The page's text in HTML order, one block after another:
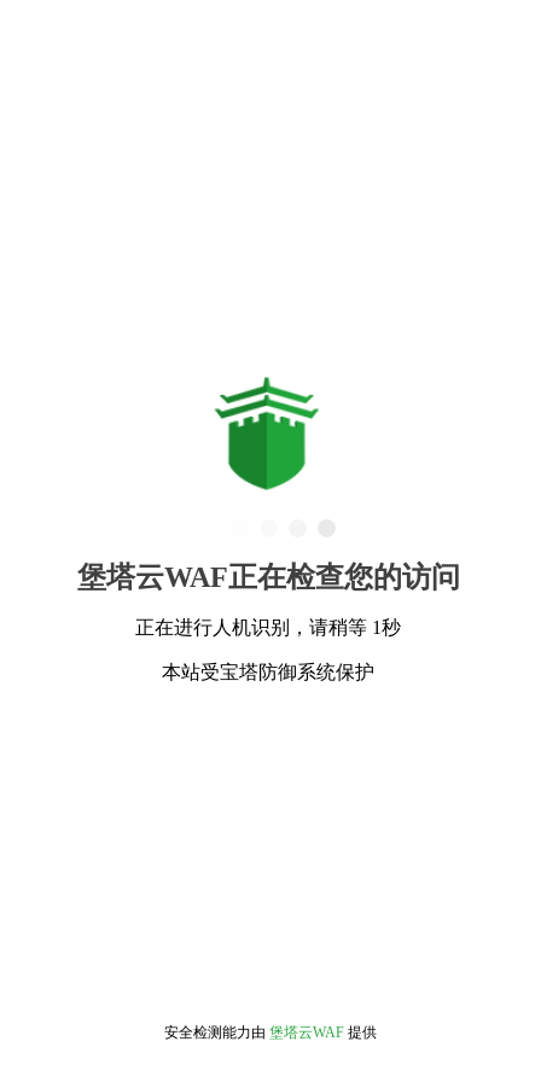
堡塔云WAF正在检查您的访问
正在进行人机识别，请稍等 1秒
本站受宝塔防御系统保护
安全检测能力由 堡塔云WAF 提供